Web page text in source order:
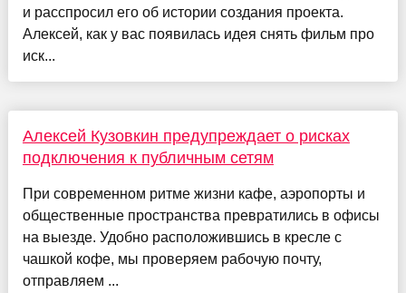
и расспросил его об истории создания проекта.
Алексей, как у вас появилась идея снять фильм про
иск...
Алексей Кузовкин предупреждает о рисках
подключения к публичным сетям
При современном ритме жизни кафе, аэропорты и
общественные пространства превратились в офисы
на выезде. Удобно расположившись в кресле с
чашкой кофе, мы проверяем рабочую почту,
отправляем ...